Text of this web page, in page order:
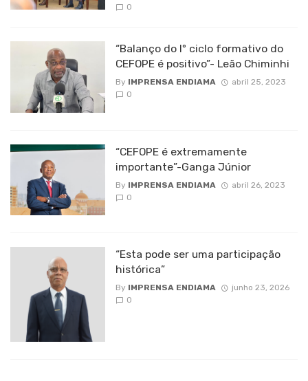
0
“Balanço do Iº ciclo formativo do
CEFOPE é positivo”- Leão Chiminhi
By IMPRENSA ENDIAMA
abril 25, 2023
0
“CEFOPE é extremamente
importante”-Ganga Júnior
By IMPRENSA ENDIAMA
abril 26, 2023
0
“Esta pode ser uma participação
histórica”
By IMPRENSA ENDIAMA
junho 23, 2026
0